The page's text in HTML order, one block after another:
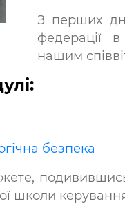
З перших
федерації
нашим
безпека
школи